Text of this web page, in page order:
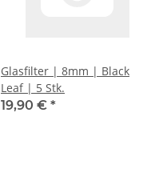
Glasfilter | 8mm | Black
Leaf | 5 Stk.
19,90 € *